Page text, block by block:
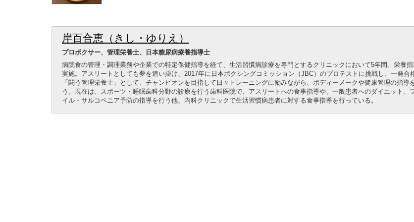
岸百合恵（きし・ゆりえ）
プロボクサー、管理栄養士、日本糖尿病療養指導士
病院食の管理・調理業務や企業での特定保健指導を経て、生活習慣病診療を専門とするクリニックにおいて5年間、栄養指
実施。アスリートとしても夢を追い掛け、2017年に日本ボクシングコミッション（JBC）のプロテストに挑戦し、一発合格
「闘う管理栄養士」として、チャンピオンを目指して日々トレーニングに励みながら、ボディーメークや健康管理の指導
う。現在は、スポーツ・睡眠歯科分野の診療を行う歯科医院で、アスリートへの食事指導や、一般患者へのダイエット、
イル・サルコペニア予防の指導を行う他、内科クリニックで生活習慣病患者に対する食事指導を行っている。